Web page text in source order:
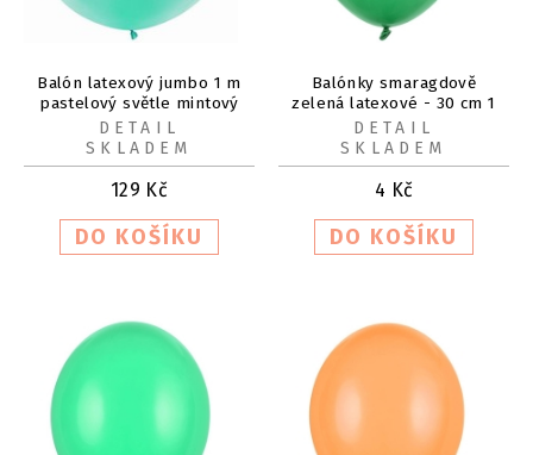
Balón latexový jumbo 1 m
pastelový světle mintový
129 Kč
DETAIL
SKLADEM
Balónky smaragdově
zelená latexové - 30 cm 1
ks
4 Kč
DETAIL
SKLADEM